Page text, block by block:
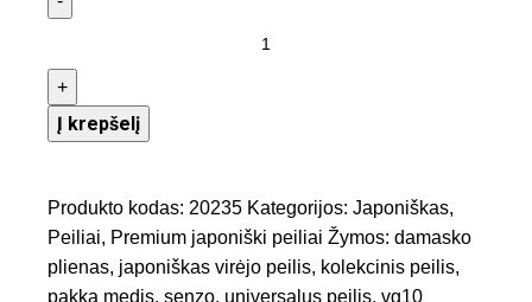
Į krepšelį
Produkto kodas: 20235 Kategorijos: Japoniškas,
Peiliai, Premium japoniški peiliai Žymos: damasko
plienas, japoniškas virėjo peilis, kolekcinis peilis,
pakka medis, senzo, universalus peilis, vg10